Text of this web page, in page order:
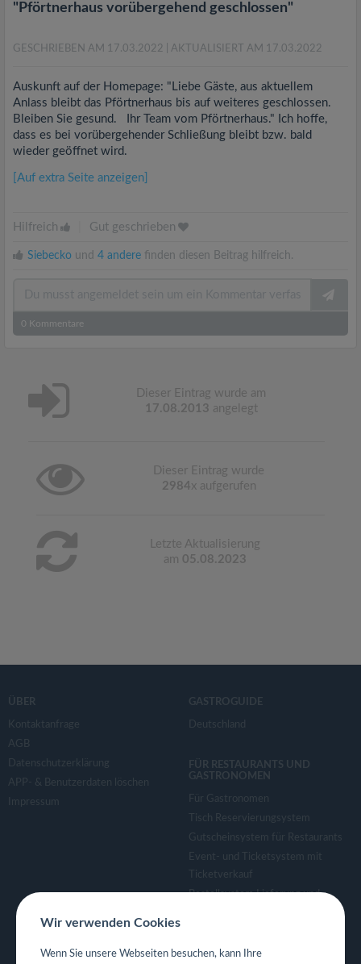
"Pförtnerhaus vorübergehend geschlossen"
GESCHRIEBEN AM 17.03.2022 | AKTUALISIERT AM 17.03.2022
Auskunft auf der Homepage: "Liebe Gäste, aus aktuellem
Anlass bleibt das Pförtnerhaus bis auf weiteres geschlossen.
Bleiben Sie gesund. Ihr Team vom Pförtnerhaus." Ich hoffe,
dass es bei vorübergehender Schließung bleibt bzw. bald
wieder geöffnet wird.
[Auf extra Seite anzeigen]
Hilfreich Gut geschrieben
Siebecko und 4 andere finden diesen Beitrag hilfreich.
0 Kommentare
Dieser Eintrag wurde am
17.08.2013 angelegt
Dieser Eintrag wurde
2984x aufgerufen
Letzte Aktualisierung
am 05.08.2023
ÜBER
Kontaktanfrage
AGB
Datenschutzerklärung
APP- & Benutzerdaten löschen
Impressum
GASTROGUIDE
Deutschland
FÜR RESTAURANTS UND
GASTRONOMEN
Für Gastronomen
Tisch Reservierungsystem
Gutscheinsystem für Restaurants
Event- und Ticketsystem mit
Ticketverkauf
Bestellsystem Lieferung und
Eigene App für Restaurant
Wir verwenden Cookies
Wenn Sie unsere Webseiten besuchen, kann Ihre